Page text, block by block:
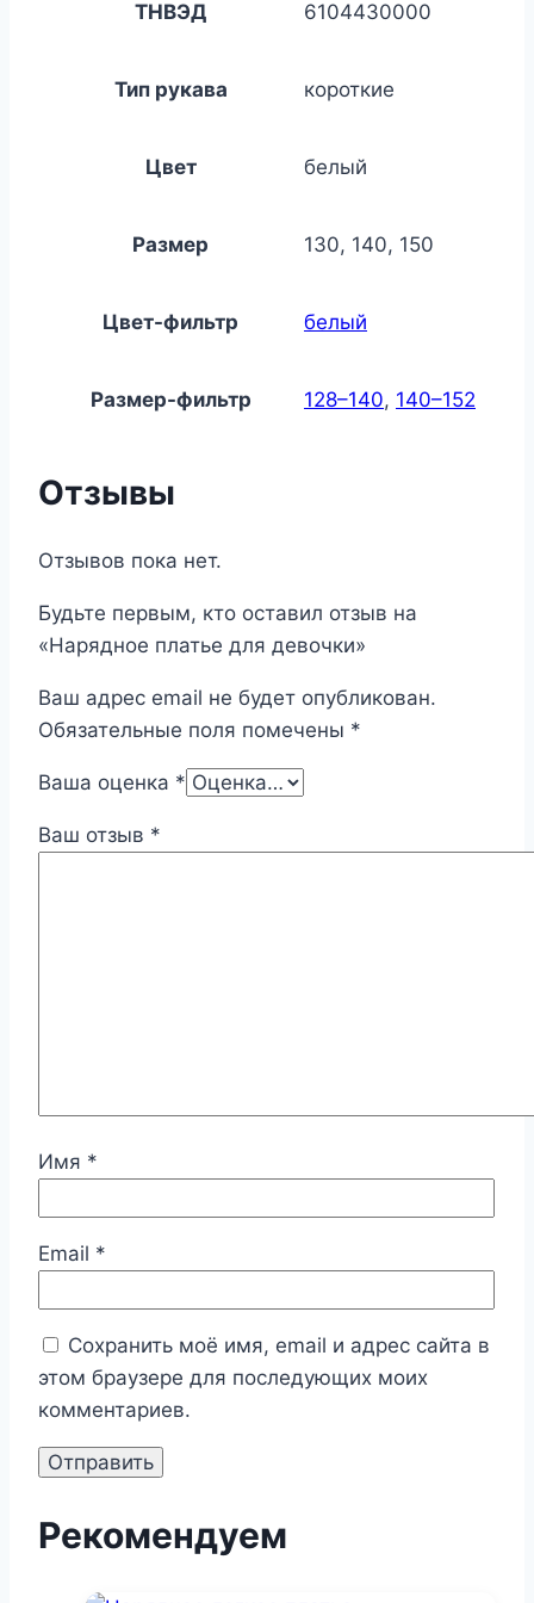
ТНВЭД 6104430000
Тип рукава короткие
Цвет белый
Размер 130, 140, 150
Цвет-фильтр белый
Размер-фильтр 128–140, 140–152
Отзывы
Отзывов пока нет.
Будьте первым, кто оставил отзыв на
«Нарядное платье для девочки»
Ваш адрес email не будет опубликован.
Обязательные поля помечены *
Ваша оценка *
Ваш отзыв *
Имя *
Email *
Сохранить моё имя, email и адрес сайта в
этом браузере для последующих моих
комментариев.
Рекомендуем